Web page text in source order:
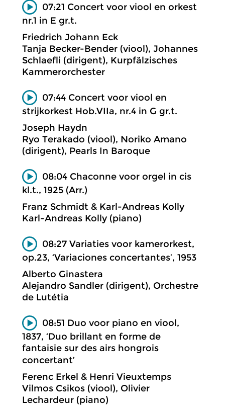
07:21 Concert voor viool en orkest
nr.1 in E gr.t.
Friedrich Johann Eck
Tanja Becker-Bender (viool), Johannes
Schlaefli (dirigent), Kurpfälzisches
Kammerorchester
07:44 Concert voor viool en
strijkorkest Hob.VIIa, nr.4 in G gr.t.
Joseph Haydn
Ryo Terakado (viool), Noriko Amano
(dirigent), Pearls In Baroque
08:04 Chaconne voor orgel in cis
kl.t., 1925 (Arr.)
Franz Schmidt & Karl-Andreas Kolly
Karl-Andreas Kolly (piano)
08:27 Variaties voor kamerorkest,
op.23, ‘Variaciones concertantes’, 1953
Alberto Ginastera
Alejandro Sandler (dirigent), Orchestre
de Lutétia
08:51 Duo voor piano en viool,
1837, ‘Duo brillant en forme de
fantaisie sur des airs hongrois
concertant’
Ferenc Erkel & Henri Vieuxtemps
Vilmos Csikos (viool), Olivier
Lechardeur (piano)